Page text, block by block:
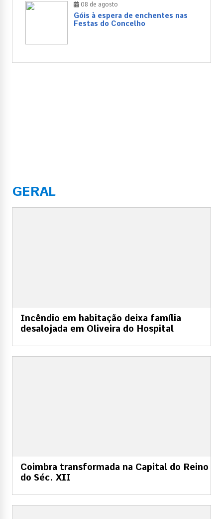
08 de agosto
Góis à espera de enchentes nas
Festas do Concelho
GERAL
Incêndio em habitação deixa família
desalojada em Oliveira do Hospital
Coimbra transformada na Capital do Reino
do Séc. XII